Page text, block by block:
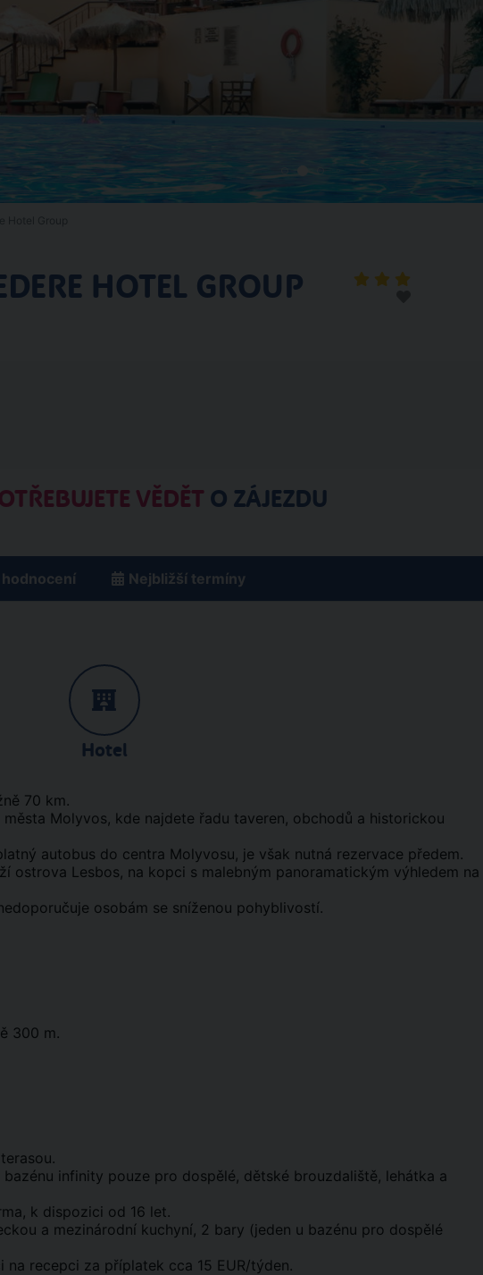
HOTEL GROUP
VĚDĚT O ZÁJEZDU
hodnocení Nejbližší termíny
Hotel
70 km.
Molyvos, kde najdete řadu taveren, obchodů a historickou
autobus do centra Molyvosu, je však nutná rezervace předem.
ostrova Lesbos, na kopci s malebným panoramatickým výhledem na
osobám se sníženou pohyblivostí.
300 m.
infinity pouze pro dospělé, dětské brouzdaliště, lehátka a
k dispozici od 16 let.
a mezinárodní kuchyní, 2 bary (jeden u bazénu pro dospělé
recepci za příplatek cca 15 EUR/týden.